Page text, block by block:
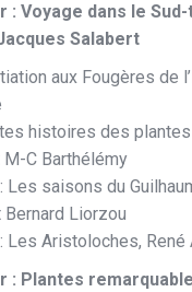
: Voyage dans le
Salabert
aux Fougères de
histoires des
C Barthélémy
Les saisons du
Liorzou
Les Aristoloches, René
: Plantes